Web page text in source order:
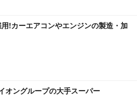
!カーエアコンやエンジンの製造・加
オングループの大手スーパー